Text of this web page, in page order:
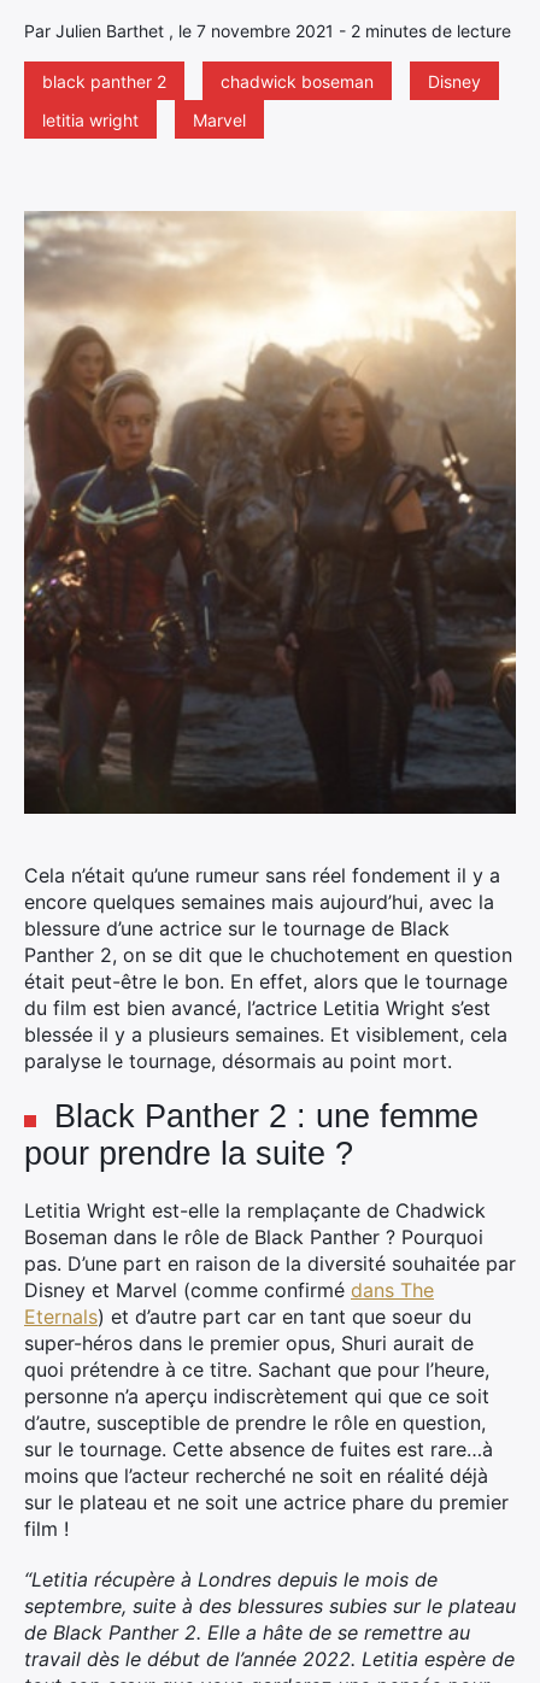
Par Julien Barthet , le 7 novembre 2021 - 2 minutes de lecture
black panther 2 chadwick boseman
Disney
letitia wright
Marvel
Cela n’était qu’une rumeur sans réel fondement il y a
encore quelques semaines mais aujourd’hui, avec la
blessure d’une actrice sur le tournage de Black
Panther 2, on se dit que le chuchotement en question
était peut-être le bon. En effet, alors que le tournage
du film est bien avancé, l’actrice Letitia Wright s’est
blessée il y a plusieurs semaines. Et visiblement, cela
paralyse le tournage, désormais au point mort.
Black Panther 2 : une femme
pour prendre la suite ?
Letitia Wright est-elle la remplaçante de Chadwick
Boseman dans le rôle de Black Panther ? Pourquoi
pas. D’une part en raison de la diversité souhaitée par
Disney et Marvel (comme confirmé dans The
Eternals) et d’autre part car en tant que soeur du
super-héros dans le premier opus, Shuri aurait de
quoi prétendre à ce titre. Sachant que pour l’heure,
personne n’a aperçu indiscrètement qui que ce soit
d’autre, susceptible de prendre le rôle en question,
sur le tournage. Cette absence de fuites est rare…à
moins que l’acteur recherché ne soit en réalité déjà
sur le plateau et ne soit une actrice phare du premier
film !
“Letitia récupère à Londres depuis le mois de
septembre, suite à des blessures subies sur le plateau
de Black Panther 2. Elle a hâte de se remettre au
travail dès le début de l’année 2022. Letitia espère de